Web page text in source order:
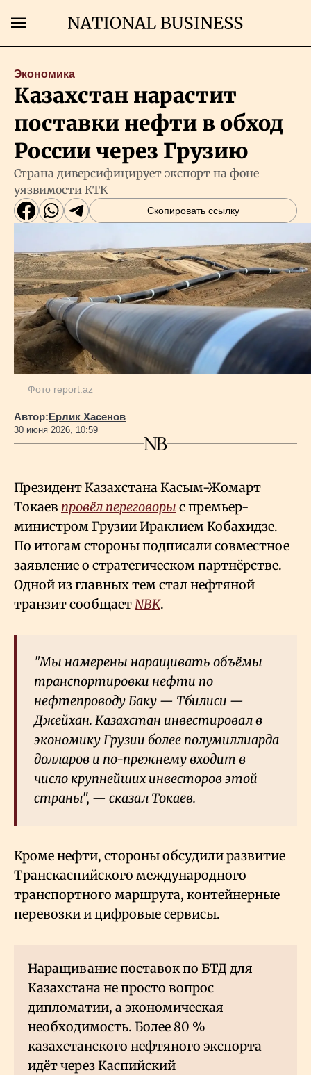
Главная
Экономика
Бизнес
Рынки
Технологии
Власть
Геополитика
Исследования
Люди
Life & Arts
О нас
Все новости
Экономика
Казахстан нарастит
поставки нефти в обход
России через Грузию
Страна диверсифицирует экспорт на фоне
уязвимости КТК
Скопировать ссылку
Фото report.az
Автор:Ерлик Хасенов
30 июня 2026, 10:59
Президент Казахстана Касым-Жомарт
Токаев провёл переговоры с премьер-
министром Грузии Ираклием Кобахидзе.
По итогам стороны подписали совместное
заявление о стратегическом партнёрстве.
Одной из главных тем стал нефтяной
транзит сообщаетNBK.
"Мы намерены наращивать объёмы
транспортировки нефти по
нефтепроводу Баку — Тбилиси —
Джейхан. Казахстан инвестировал в
экономику Грузии более полумиллиарда
долларов и по-прежнему входит в
число крупнейших инвесторов этой
страны", — сказал Токаев.
Кроме нефти, стороны обсудили развитие
Транскаспийского международного
транспортного маршрута, контейнерные
перевозки и цифровые сервисы.
Наращивание поставок по БТД для
Казахстана не просто вопрос
дипломатии, а экономическая
необходимость. Более 80 %
казахстанского нефтяного экспорта
идёт через Каспийский